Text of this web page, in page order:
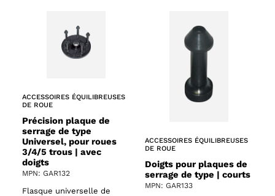
ACCESSOIRES ÉQUILIBREUSES
DE ROUE
Précision plaque de
serrage de type
Universel, pour roues
3/4/5 trous | avec
doigts
MPN: GAR132
Flasque universelle de
ACCESSOIRES ÉQUILIBREUSES
DE ROUE
Doigts pour plaques de
serrage de type | courts
MPN: GAR133